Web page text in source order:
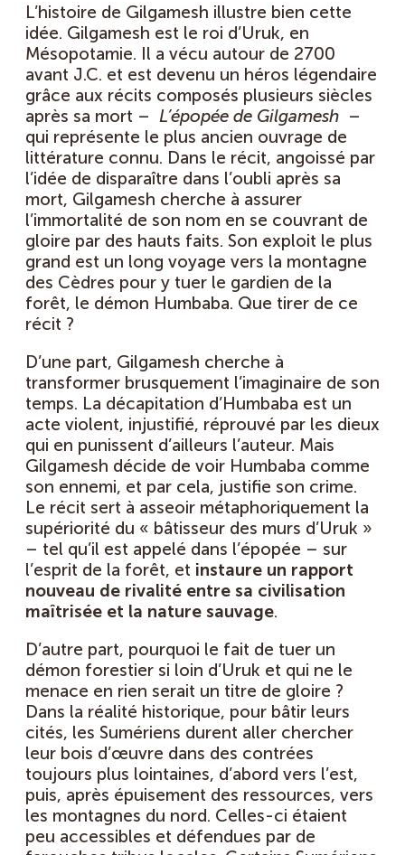
L’histoire de Gilgamesh illustre bien cette
idée. Gilgamesh est le roi d’Uruk, en
Mésopotamie. Il a vécu autour de 2700
avant J.C. et est devenu un héros légendaire
grâce aux récits composés plusieurs siècles
après sa mort – L’épopée de Gilgamesh –
qui représente le plus ancien ouvrage de
littérature connu. Dans le récit, angoissé par
l’idée de disparaître dans l’oubli après sa
mort, Gilgamesh cherche à assurer
l’immortalité de son nom en se couvrant de
gloire par des hauts faits. Son exploit le plus
grand est un long voyage vers la montagne
des Cèdres pour y tuer le gardien de la
forêt, le démon Humbaba. Que tirer de ce
récit ?
D’une part, Gilgamesh cherche à
transformer brusquement l’imaginaire de son
temps. La décapitation d’Humbaba est un
acte violent, injustifié, réprouvé par les dieux
qui en punissent d’ailleurs l’auteur. Mais
Gilgamesh décide de voir Humbaba comme
son ennemi, et par cela, justifie son crime.
Le récit sert à asseoir métaphoriquement la
supériorité du « bâtisseur des murs d’Uruk »
– tel qu’il est appelé dans l’épopée – sur
l’esprit de la forêt, et instaure un rapport
nouveau de rivalité entre sa civilisation
maîtrisée et la nature sauvage.
D’autre part, pourquoi le fait de tuer un
démon forestier si loin d’Uruk et qui ne le
menace en rien serait un titre de gloire ?
Dans la réalité historique, pour bâtir leurs
cités, les Sumériens durent aller chercher
leur bois d’œuvre dans des contrées
toujours plus lointaines, d’abord vers l’est,
puis, après épuisement des ressources, vers
les montagnes du nord. Celles-ci étaient
peu accessibles et défendues par de